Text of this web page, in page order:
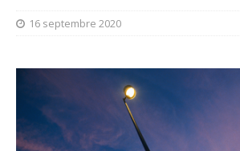
16 septembre 2020